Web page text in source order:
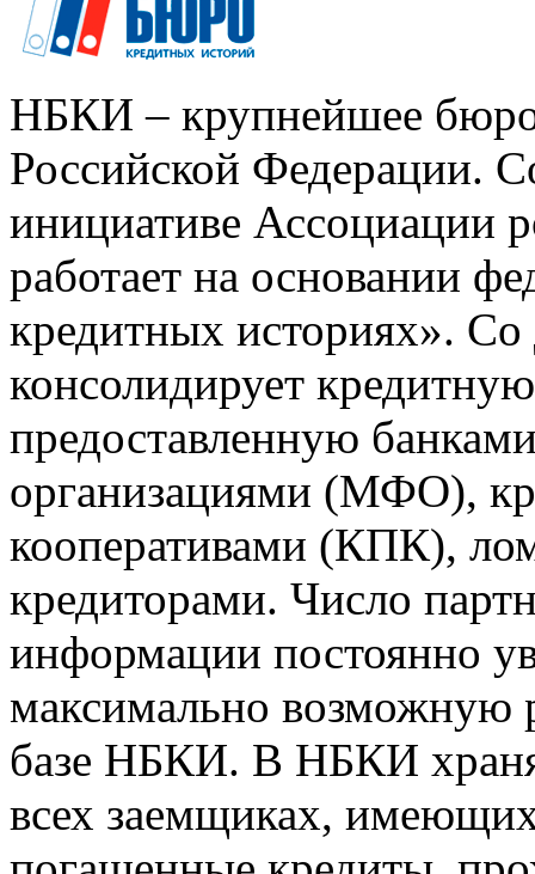
НБКИ – крупнейшее
Российской Федерации.
инициативе Ассоциации
работает на основании
кредитных историях».
консолидирует
предоставленную
организациями (МФО),
кооперативами (КПК),
кредиторами. Число
информации постоянно
максимально возможную
базе НБКИ. В НБКИ
всех заемщиках,